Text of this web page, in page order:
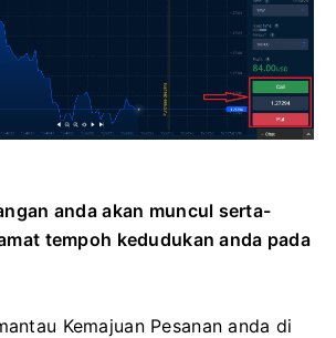
anda akan muncul serta-
tempoh kedudukan anda pada
Kemajuan Pesanan anda di